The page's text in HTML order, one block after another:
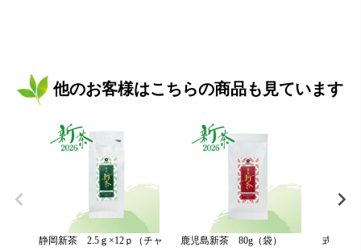
他のお客様はこちらの商品も見ています
静岡新茶 2.5ｇ×12ｐ（チャ
鹿児島新茶 80g（袋）
式部の